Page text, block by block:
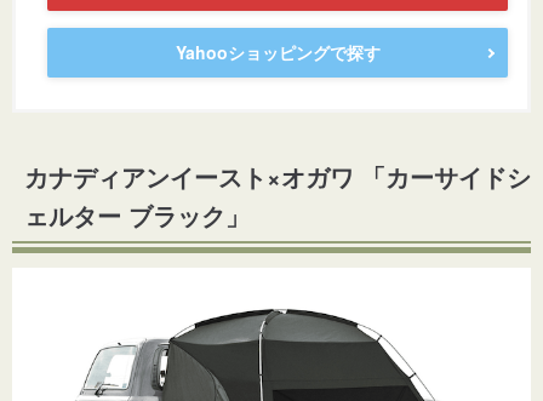
Yahooショッピングで探す
カナディアンイースト×オガワ 「カーサイドシ
ェルター ブラック」